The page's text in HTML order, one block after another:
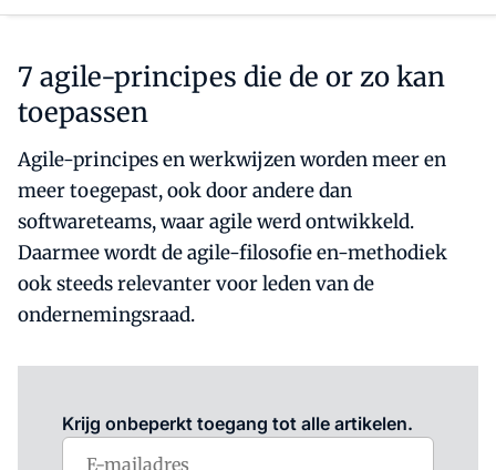
7 agile-principes die de or zo kan
toepassen
Agile-principes en werkwijzen worden meer en
meer toegepast, ook door andere dan
softwareteams, waar agile werd ontwikkeld.
Daarmee wordt de agile-filosofie en-methodiek
ook steeds relevanter voor leden van de
ondernemingsraad.
Krijg onbeperkt toegang tot alle artikelen.